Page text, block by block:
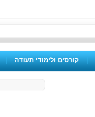
| קורסים ולימודי תעודה |